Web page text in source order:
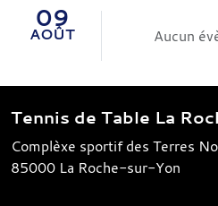
09
AOÛT Aucun
Tennis de Table La
Complèxe sportif des Terres
85000 La Roche-sur-Yon